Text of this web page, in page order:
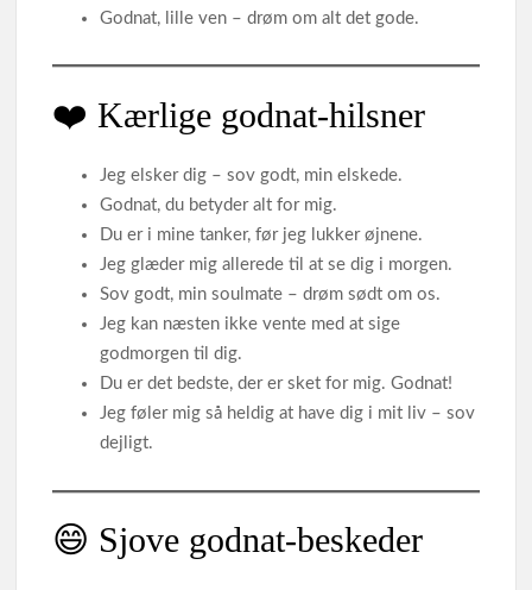
Godnat, lille ven – drøm om alt det gode.
❤️ Kærlige godnat‑hilsner
Jeg elsker dig – sov godt, min elskede.
Godnat, du betyder alt for mig.
Du er i mine tanker, før jeg lukker øjnene.
Jeg glæder mig allerede til at se dig i morgen.
Sov godt, min soulmate – drøm sødt om os.
Jeg kan næsten ikke vente med at sige
godmorgen til dig.
Du er det bedste, der er sket for mig. Godnat!
Jeg føler mig så heldig at have dig i mit liv – sov
dejligt.
😄 Sjove godnat‑beskeder